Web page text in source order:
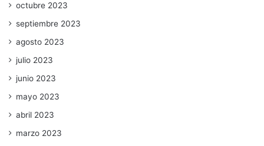
octubre 2023
septiembre 2023
agosto 2023
julio 2023
junio 2023
mayo 2023
abril 2023
marzo 2023